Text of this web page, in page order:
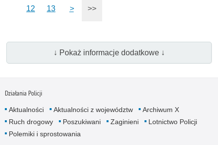
12 13 > >>
↓ Pokaż informacje dodatkowe ↓
Działania Policji
Aktualności Aktualności z województw
Archiwum X
Ruch drogowy
Poszukiwani Zaginieni
Lotnictwo Policji
Polemiki i sprostowania